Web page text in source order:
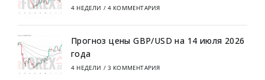
4 НЕДЕЛИ / 4 КОММЕНТАРИЯ
Прогноз цены GBP/USD на 14 июля 2026
года
4 НЕДЕЛИ / 3 КОММЕНТАРИЯ